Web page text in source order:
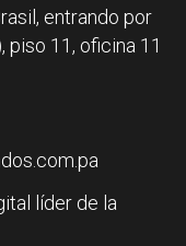
entrando por
piso 11, oficina 11
líder de la